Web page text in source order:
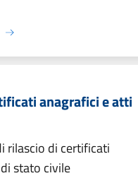
anagrafici e atti
rilascio di certificati
stato civile